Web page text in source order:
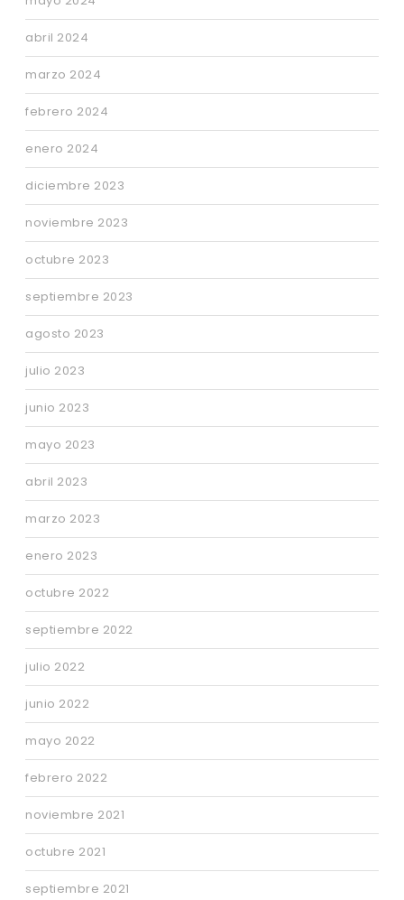
abril 2024
marzo 2024
febrero 2024
enero 2024
diciembre 2023
noviembre 2023
octubre 2023
septiembre 2023
agosto 2023
julio 2023
junio 2023
mayo 2023
abril 2023
marzo 2023
enero 2023
octubre 2022
septiembre 2022
julio 2022
junio 2022
mayo 2022
febrero 2022
noviembre 2021
octubre 2021
septiembre 2021